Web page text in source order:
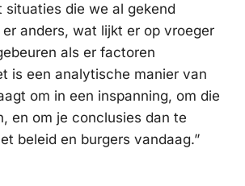
die we al gekend
anders, wat lijkt er op vroeger
als er factoren
is een analytische manier van
om in een inspanning, om die
en om je conclusies dan te
beleid en burgers vandaag.”